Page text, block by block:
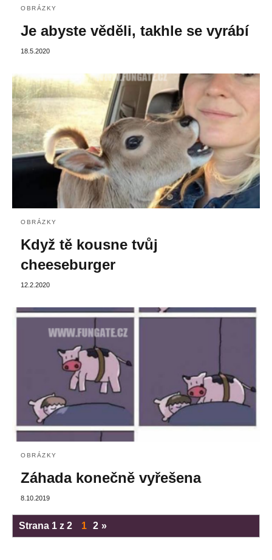
OBRÁZKY
Je abyste věděli, takhle se vyrábí
18.5.2020
OBRÁZKY
Když tě kousne tvůj
cheeseburger
12.2.2020
OBRÁZKY
Záhada konečně vyřešena
8.10.2019
Strana 1 z 2 1 2 »